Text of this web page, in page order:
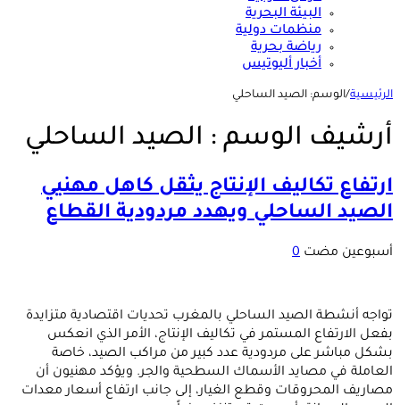
البيئة البحرية
منظمات دولية
رياضة بحرية
أخبار أليوتيس
الرئيسية/الوسم: الصيد الساحلي
أرشيف الوسم : الصيد الساحلي
ارتفاع تكاليف الإنتاج يثقل كاهل مهنيي
الصيد الساحلي ويهدد مردودية القطاع
‏أسبوعين مضت 0
تواجه أنشطة الصيد الساحلي بالمغرب تحديات اقتصادية متزايدة
بفعل الارتفاع المستمر في تكاليف الإنتاج، الأمر الذي انعكس
بشكل مباشر على مردودية عدد كبير من مراكب الصيد، خاصة
العاملة في مصايد الأسماك السطحية والجر. ويؤكد مهنيون أن
مصاريف المحروقات وقطع الغيار، إلى جانب ارتفاع أسعار معدات